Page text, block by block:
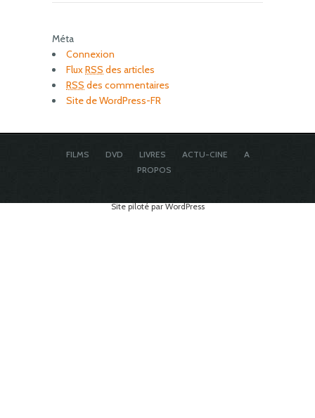
Méta
Connexion
FluxRSS des articles
RSS des commentaires
Site de WordPress-FR
FILMS DVD LIVRES ACTU-CINE
A
PROPOS
Site piloté par WordPress